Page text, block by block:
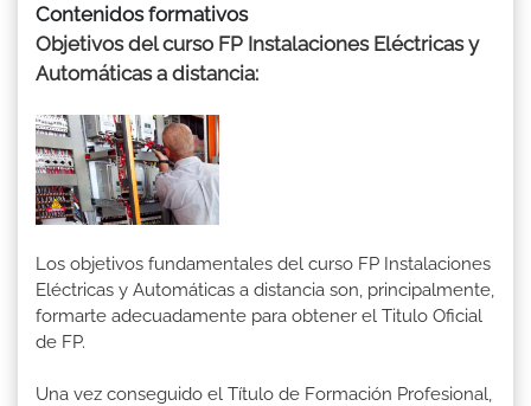
Contenidos formativos
Objetivos del curso FP Instalaciones Eléctricas y
Automáticas a distancia:
Los objetivos fundamentales del curso FP Instalaciones
Eléctricas y Automáticas a distancia son, principalmente,
formarte adecuadamente para obtener el Titulo Oficial
de FP.
Una vez conseguido el Título de Formación Profesional,